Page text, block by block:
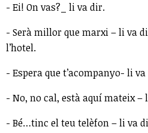
- Ei! On vas?_ li va dir.
- Serà millor que marxi – li va
l’hotel.
- Espera que t’acompanyo- li
- No, no cal, està aquí mateix –
- Bé…tinc el teu telèfon – li va